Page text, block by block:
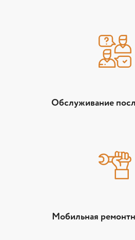
Обслуживание
Мобильная